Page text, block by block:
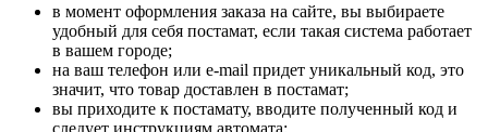
в момент оформления заказа на сайте, вы выбираете
удобный для себя постамат, если такая система работает
в вашем городе;
на ваш телефон или e-mail придет уникальный код, это
значит, что товар доставлен в постамат;
вы приходите к постамату, вводите полученный код и
следует инструкциям автомата;